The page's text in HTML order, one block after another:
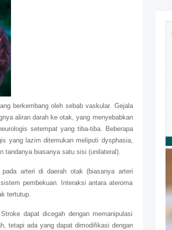
berkembang oleh sebab vaskular. Gejala
aliran darah ke otak, yang menyebabkan
setempat yang tiba-tiba. Beberapa
yang lazim ditemukan meliputi dysphasia,
tandanya biasanya satu sisi (unilateral).
arteri di daerah otak (biasanya arteri
pembekuan. Interaksi antara ateroma
tertutup.
dapat dicegah dengan memanipulasi
tetapi ada yang dapat dimodifikasi dengan